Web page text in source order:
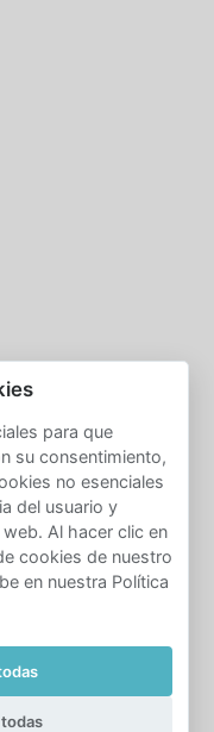
para que
su consentimiento,
no esenciales
del usuario y
Al hacer clic en
cookies de nuestro
en nuestra Política